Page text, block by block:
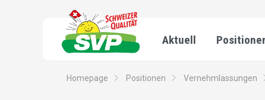
Aktuell
Homepage Positionen Vernehmlassungen